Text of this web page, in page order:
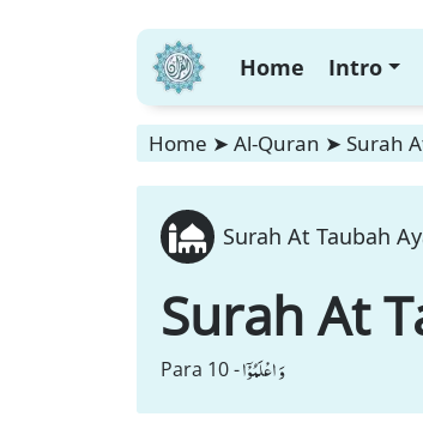
Home Intro
Home ➤ Al-Quran ➤ Surah
Surah At Taubah
Surah At
Para 10 -وَ اعْلَمُوْۤا